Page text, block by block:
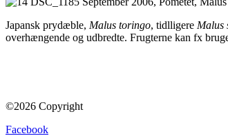
Japansk prydæble, Malus toringo, tidlligere Malus
overhængende og udbredte. Frugterne kan fx
©2026 Copyright
Facebook